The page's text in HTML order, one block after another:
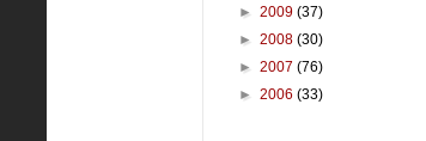
► 2009 (37)
► 2008 (30)
► 2007 (76)
► 2006 (33)